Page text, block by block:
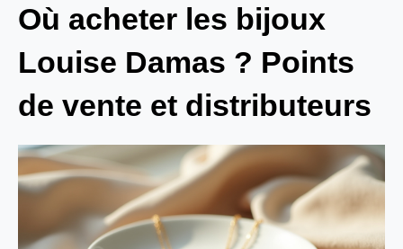
Où acheter les bijoux
Louise Damas ? Points
de vente et distributeurs